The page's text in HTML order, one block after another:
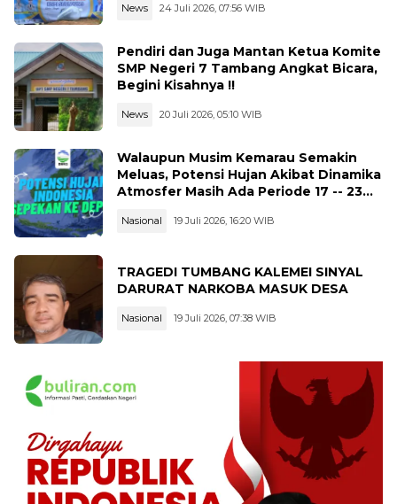
News 24 Juli 2026, 07:56 WIB
Pendiri dan Juga Mantan Ketua Komite
SMP Negeri 7 Tambang Angkat Bicara,
Begini Kisahnya !!
News 20 Juli 2026, 05:10 WIB
Walaupun Musim Kemarau Semakin
Meluas, Potensi Hujan Akibat Dinamika
Atmosfer Masih Ada Periode 17 -- 23
Nasional 19 Juli 2026, 16:20 WIB
TRAGEDI TUMBANG KALEMEI SINYAL
DARURAT NARKOBA MASUK DESA
Nasional 19 Juli 2026, 07:38 WIB